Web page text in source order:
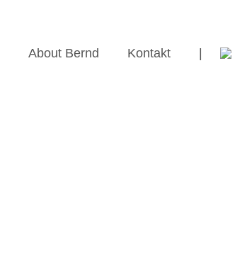
About Bernd Kontakt